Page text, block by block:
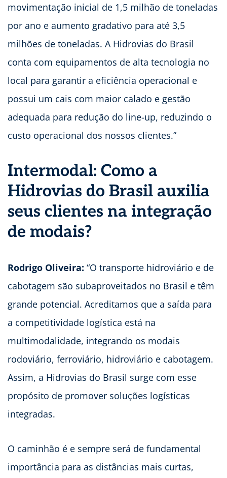
movimentação inicial de 1,5 milhão de toneladas
por ano e aumento gradativo para até 3,5
milhões de toneladas. A Hidrovias do Brasil
conta com equipamentos de alta tecnologia no
local para garantir a eficiência operacional e
possui um cais com maior calado e gestão
adequada para redução do line-up, reduzindo o
custo operacional dos nossos clientes.”
Intermodal: Como a
Hidrovias do Brasil auxilia
seus clientes na integração
de modais?
Rodrigo Oliveira: “O transporte hidroviário e de
cabotagem são subaproveitados no Brasil e têm
grande potencial. Acreditamos que a saída para
a competitividade logística está na
multimodalidade, integrando os modais
rodoviário, ferroviário, hidroviário e cabotagem.
Assim, a Hidrovias do Brasil surge com esse
propósito de promover soluções logísticas
integradas.
O caminhão é e sempre será de fundamental
importância para as distâncias mais curtas,